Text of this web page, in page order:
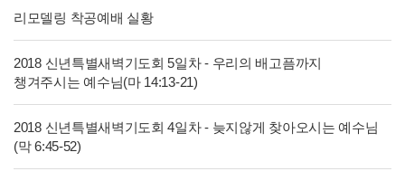
리모델링 착공예배 실황
2018 신년특별새벽기도회 5일차 - 우리의 배고픔까지
챙겨주시는 예수님(마 14:13-21)
2018 신년특별새벽기도회 4일차 - 늦지않게 찾아오시는 예수님
(막 6:45-52)